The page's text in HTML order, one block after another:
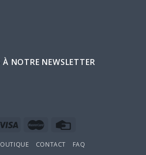
NOTRE NEWSLETTER
CONTACT FAQ